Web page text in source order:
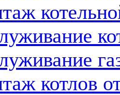
котлов